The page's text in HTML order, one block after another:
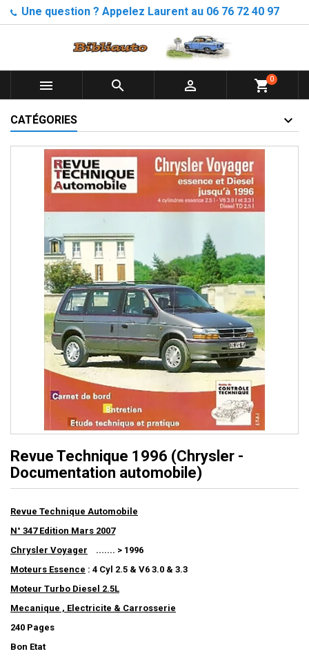
Une question ? Appelez Laurent au 06 76 72 40 97
   shopping_cart0
CATÉGORIES
Revue Technique 1996 (Chrysler -
Documentation automobile)
Revue Technique Automobile
N° 347 Edition Mars 2007
Chrysler Voyager ....... > 1996
Moteurs Essence : 4 Cyl 2.5 & V6 3.0 & 3.3
Moteur Turbo Diesel 2.5L
Mecanique , Electricite & Carrosserie
240 Pages
Bon Etat